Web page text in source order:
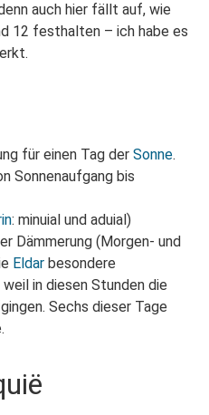
auch hier fällt auf, wie
12 festhalten – ich habe es
für einen Tag der Sonne.
Sonnenaufgang bis
: minuial und aduial)
Dämmerung (Morgen- und
Eldar besondere
in diesen Stunden die
Sechs dieser Tage